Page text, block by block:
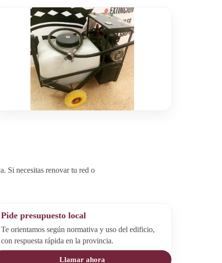
Si necesitas renovar tu red o
Pide presupuesto local
Te orientamos según normativa y uso del edificio,
con respuesta rápida en la provincia.
Llamar ahora